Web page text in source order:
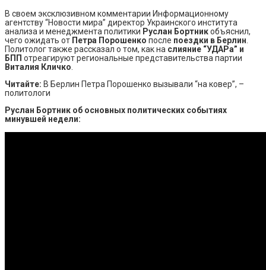
В своем эксклюзивном комментарии Информационному
агентству “Новости мира” директор Украинского института
анализа и менеджмента политики Руслан Бортникобъяснил,
чего ожидать от Петра Порошенко после поездки в Берлин
Политолог также рассказал о том, как на слияние “УДАРа” и
БПП отреагируют региональные представительства партии
Виталия Кличко
Читайте: В Берлин Петра Порошенко вызывали “на ковер”, –
политологи
Руслан Бортник об основных политических событиях
минувшей недели: